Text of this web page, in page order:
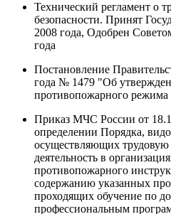
Технический регламент о
безопасности. Принят
2008 года, Одобрен
года
Постановление
года № 1479 "Об
противопожарного
Приказ МЧС России от
определении Порядка,
осуществляющих
деятельность в
противопожарного
содержанию указанных
проходящих обучение по
профессиональным